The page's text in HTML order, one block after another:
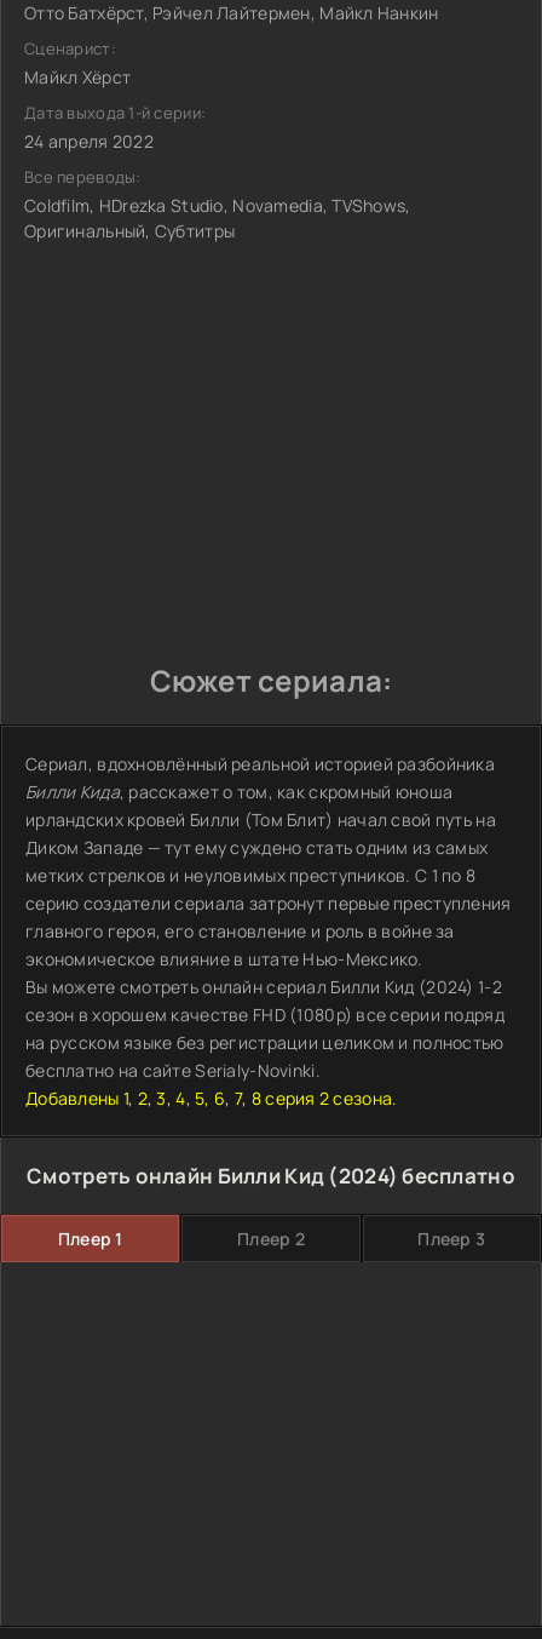
Отто Батхёрст, Рэйчел Лайтермен, Майкл Нанкин
Сценарист:
Майкл Хёрст
Дата выхода 1-й серии:
24 апреля 2022
Все переводы:
Coldfilm, HDrezka Studio, Novamedia, TVShows,
Оригинальный, Субтитры
Сюжет сериала:
Сериал, вдохновлённый реальной историей разбойника
Билли Кида, расскажет о том, как скромный юноша
ирландских кровей Билли (Том Блит) начал свой путь на
Диком Западе — тут ему суждено стать одним из самых
метких стрелков и неуловимых преступников. С 1 по 8
серию создатели сериала затронут первые преступления
главного героя, его становление и роль в войне за
экономическое влияние в штате Нью-Мексико.
Вы можете смотреть онлайн сериал Билли Кид (2024) 1-2
сезон в хорошем качестве FHD (1080p) все серии подряд
на русском языке без регистрации целиком и полностью
бесплатно на сайте Serialy-Novinki.
Добавлены 1, 2, 3, 4, 5, 6, 7, 8 серия 2 сезона.
Смотреть онлайн Билли Кид (2024) бесплатно
Плеер 1 Плеер 2 Плеер 3